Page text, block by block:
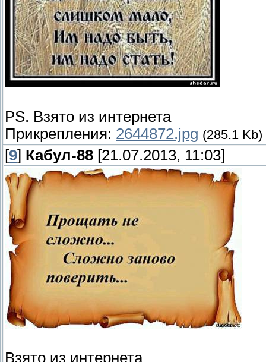
PS. Взято из интернета
Прикрепления: 2644872.jpg (285.1 Kb)
[9] Кабул-88 [21.07.2013, 11:03]
Взято из интернета